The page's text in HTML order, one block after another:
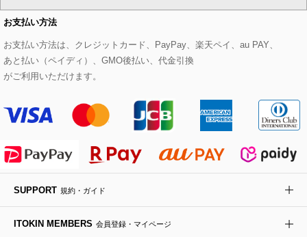
CHRISTIAN AUJARD Lサイズ
eur3
Maison de CINQ
MK MICHEL KLEIN BAG
HIROKO KOSHINO
re:edition project 165
その他のトップス
セットアップスカート
セットアップワンピース
モッズコート
ステンカラーコート
ライダースジャケット
デニムジャケット
ダウンジャケット・コート
その他のコート・ブルゾン
帽子
ヘアアクセサリー
ハンカチ・バンダナ
手袋
チャーム・ストラップ
ブレスレット・バングル
ブローチ・コサージュ
ショルダーバッグ
ボストンバッグ
バックパック・リュック
ボディバッグ・メッセンジャーバッグ
トラベルバッグ
ビジネスバッグ
パンプス
スニーカー
フラットシューズ
ローファー
ドレスシューズ
サンダル・ミュール
すべてのアートフラワー
ローズ
カサブランカ・カラー
ラナンキュラス
ポプリアレンジ＆フレグランス
お支払い方法
お支払い方法は、クレジットカード、PayPay、楽天ペイ、au PAY、
あと払い（ペイディ）、GMO後払い、代金引換
がご利用いただけます。
SUPPORT 規約・ガイド
ITOKIN MEMBERS 会員登録・マイページ